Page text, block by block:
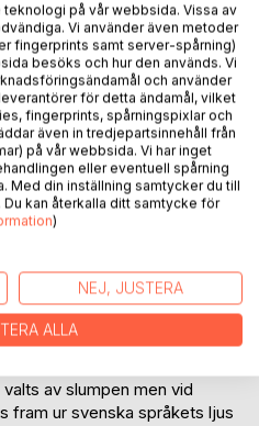
Det är utgångspunkt och ram
bildades Trozelli Ordklubb.
en vilja att utforska språkets
Mats Eriksson och Kennet
gång i månaden. Vi turas
än en A4 sida. Nu efter
180 texter utifrån 60 ord. I
22 ord och 66 berättelser.
var aldrig vår ambition och var
av slumpen men vid
fram ur svenska språkets ljus
på vår webbsida. Vissa av
Vi använder även metoder
fingerprints samt server-spårning)
besöks och hur den används. Vi
och använder
för detta ändamål, vilket
fingerprints, spårningspixlar och
även in tredjepartsinnehåll från
på vår webbsida. Vi har inget
eller eventuell spårning
Med din inställning samtycker du till
kan återkalla ditt samtycke för
)
NEJ, JUSTERA
ALLA